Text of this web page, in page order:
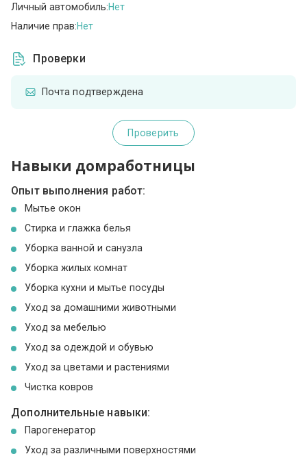
Личный автомобиль:Нет
Наличие прав:Нет
Проверки
Почта подтверждена
Проверить
Навыки домработницы
Опыт выполнения работ:
Мытье окон
Стирка и глажка белья
Уборка ванной и санузла
Уборка жилых комнат
Уборка кухни и мытье посуды
Уход за домашними животными
Уход за мебелью
Уход за одеждой и обувью
Уход за цветами и растениями
Чистка ковров
Дополнительные навыки:
Парогенератор
Уход за различными поверхностями